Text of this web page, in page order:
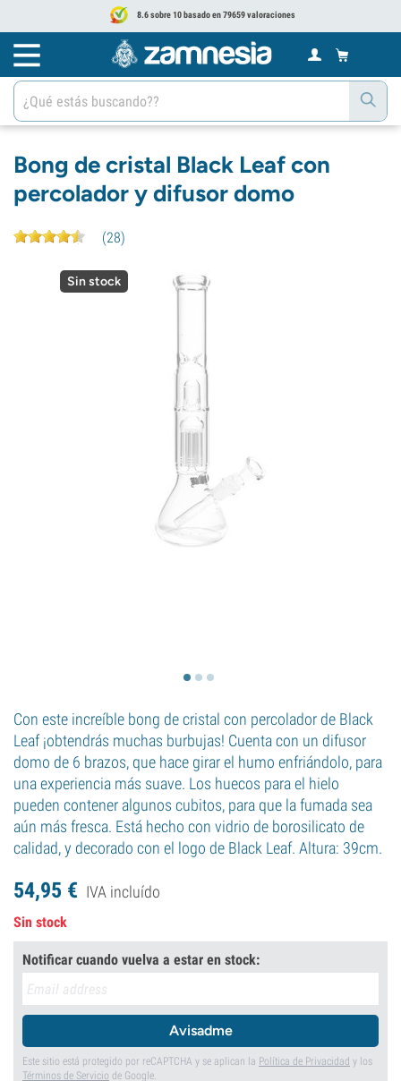
8.6 sobre 10 basado en 79659 valoraciones
Bong de cristal Black Leaf con
percolador y difusor domo
(28)
Sin stock
Con este increíble bong de cristal con percolador de Black
Leaf ¡obtendrás muchas burbujas! Cuenta con un difusor
domo de 6 brazos, que hace girar el humo enfriándolo, para
una experiencia más suave. Los huecos para el hielo
pueden contener algunos cubitos, para que la fumada sea
aún más fresca. Está hecho con vidrio de borosilicato de
calidad, y decorado con el logo de Black Leaf. Altura: 39cm.
54,95 € IVA incluído
Sin stock
Notificar cuando vuelva a estar en stock:
Avisadme
Este sitio está protegido por reCAPTCHA y se aplican la Política de Privacidad y los
Términos de Servicio de Google.